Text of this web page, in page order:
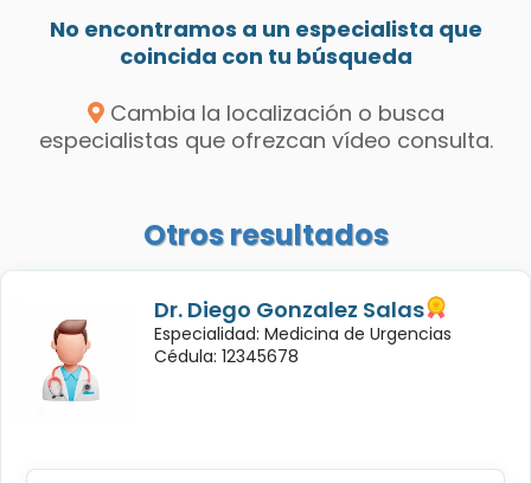
No encontramos a un especialista que
coincida con tu búsqueda
Cambia la localización o busca
especialistas que ofrezcan vídeo consulta.
Otros resultados
Dr. Diego Gonzalez Salas
Especialidad: Medicina de Urgencias
Cédula: 12345678